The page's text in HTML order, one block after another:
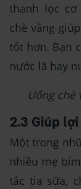
thanh lọc cơ
chè vằng
tốt hơn. Bạn
nước lã hay
Uống chè
2.3 Giúp
Một trong
nhiều mẹ
tắc tia sữa,